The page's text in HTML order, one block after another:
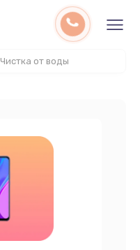
Чистка от воды